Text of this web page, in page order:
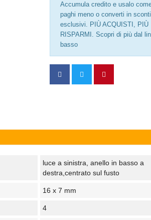
Accumula credito e usalo
paghi meno o converti in sconti
esclusivi. PIÙ ACQUISTI, PIÙ
RISPARMI. Scopri di più dal
basso
luce a sinistra, anello in basso a
destra,centrato sul fusto
16 x 7 mm
4